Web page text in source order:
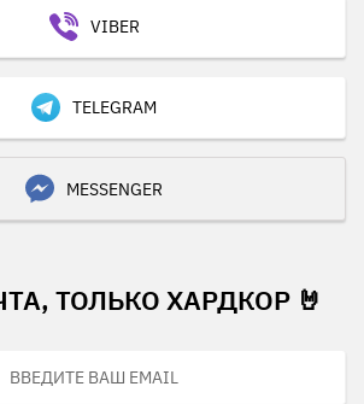
VIBER
TELEGRAM
MESSENGER
ТОЛЬКО ХАРДКОР 🤘